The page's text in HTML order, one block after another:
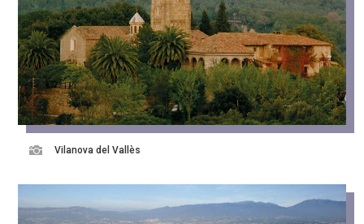
 Vilanova del Vallès